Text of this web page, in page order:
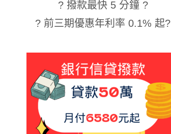
? 撥款最快 5 分鐘 ?
? 前三期優惠年利率 0.1% 起?